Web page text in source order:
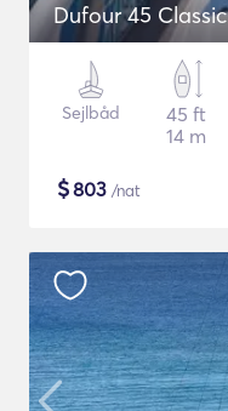
Dufour 45 Classic
Sejlbåd
45 ft
14 m
$803 /nat